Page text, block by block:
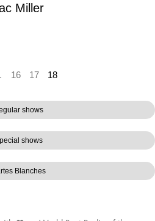
shows
shows
Blanches
Miller
16 17 18